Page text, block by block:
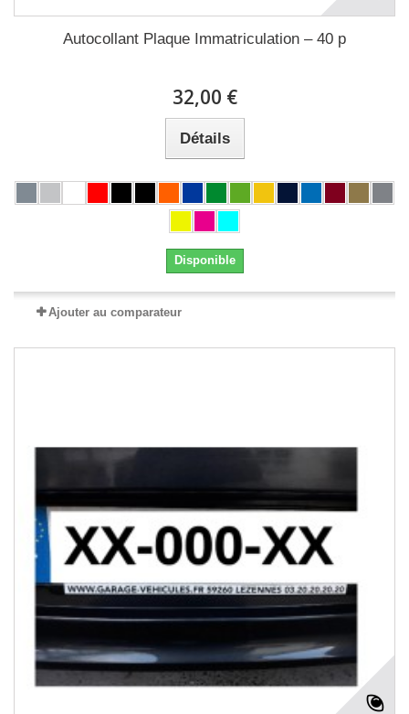
Autocollant Plaque Immatriculation – 40 p
32,00 €
Détails
Disponible
Ajouter au comparateur